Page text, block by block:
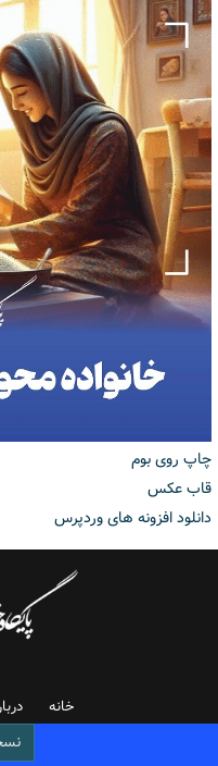
چاپ روی بوم
قاب عکس
دانلود افزونه های وردپرس
خانه